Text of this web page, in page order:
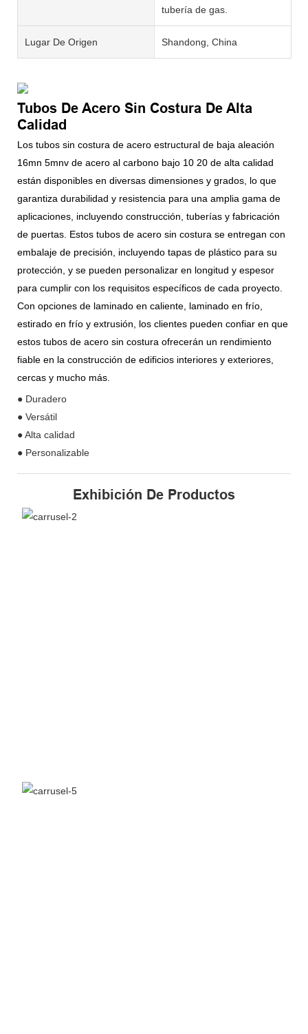
tubería de gas.
Lugar De Origen Shandong, China
Tubos De Acero Sin Costura De Alta
Calidad
Los tubos sin costura de acero estructural de baja aleación
16mn 5mnv de acero al carbono bajo 10 20 de alta calidad
están disponibles en diversas dimensiones y grados, lo que
garantiza durabilidad y resistencia para una amplia gama de
aplicaciones, incluyendo construcción, tuberías y fabricación
de puertas. Estos tubos de acero sin costura se entregan con
embalaje de precisión, incluyendo tapas de plástico para su
protección, y se pueden personalizar en longitud y espesor
para cumplir con los requisitos específicos de cada proyecto.
Con opciones de laminado en caliente, laminado en frío,
estirado en frío y extrusión, los clientes pueden confiar en que
estos tubos de acero sin costura ofrecerán un rendimiento
fiable en la construcción de edificios interiores y exteriores,
cercas y mucho más.
● Duradero
● Versátil
● Alta calidad
● Personalizable
Exhibición De Productos